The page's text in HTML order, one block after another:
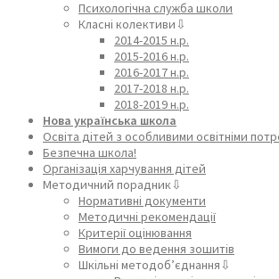
Психологічна служба школи
Класні колективи⇩
2014-2015 н.р.
2015-2016 н.р.
2016-2017 н.р.
2017-2018 н.р.
2018-2019 н.р.
Нова українська школа
Освіта дітей з особливими освітніми
Безпечна школа!
Організація харчування дітей
Методичний порадник⇩
Нормативні документи
Методичні рекомендації
Критерії оцінювання
Вимоги до ведення зошитів
Шкільні методоб’єднання⇩